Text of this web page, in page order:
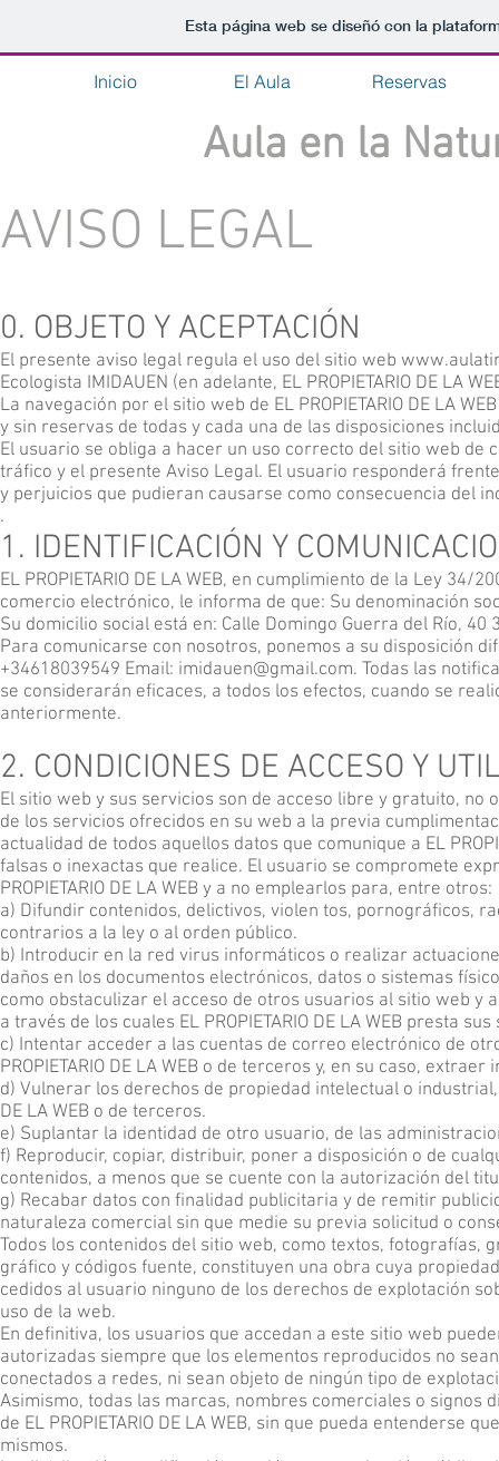
Esta página web se diseñó con la
Inicio El Aula Reservas
Aula en la
AVISO LEGAL
0. OBJETO Y ACEPTACIÓN
El presente aviso legal regula el uso del sitio web
Ecologista IMIDAUEN (en adelante, EL PROPIETARIO DE LA
La navegación por el sitio web de EL PROPIETARIO DE LA
y sin reservas de todas y cada una de las disposiciones
El usuario se obliga a hacer un uso correcto del sitio web de
tráfico y el presente Aviso Legal. El usuario responderá
y perjuicios que pudieran causarse como consecuencia del
.
1. IDENTIFICACIÓN Y
EL PROPIETARIO DE LA WEB, en cumplimiento de la Ley
comercio electrónico, le informa de que: Su denominación
Su domicilio social está en: Calle Domingo Guerra del Río, 40
Para comunicarse con nosotros, ponemos a su disposición
+34618039549 Email: imidauen@gmail.com. Todas las
se considerarán eficaces, a todos los efectos, cuando se
anteriormente.
2. CONDICIONES DE ACCESO Y
El sitio web y sus servicios son de acceso libre y gratuito, no
de los servicios ofrecidos en su web a la previa
actualidad de todos aquellos datos que comunique a EL
falsas o inexactas que realice. El usuario se compromete
PROPIETARIO DE LA WEB y a no emplearlos para, entre otros:
a) Difundir contenidos, delictivos, violen tos, pornográficos,
contrarios a la ley o al orden público.
b) Introducir en la red virus informáticos o realizar
daños en los documentos electrónicos, datos o sistemas
como obstaculizar el acceso de otros usuarios al sitio web
a través de los cuales EL PROPIETARIO DE LA WEB presta
c) Intentar acceder a las cuentas de correo electrónico de
PROPIETARIO DE LA WEB o de terceros y, en su caso, extraer
d) Vulnerar los derechos de propiedad intelectual o
DE LA WEB o de terceros.
e) Suplantar la identidad de otro usuario, de las
f) Reproducir, copiar, distribuir, poner a disposición o de
contenidos, a menos que se cuente con la autorización del
g) Recabar datos con finalidad publicitaria y de remitir
naturaleza comercial sin que medie su previa solicitud o
Todos los contenidos del sitio web, como textos, fotografías,
gráfico y códigos fuente, constituyen una obra cuya
cedidos al usuario ninguno de los derechos de explotación
uso de la web.
En definitiva, los usuarios que accedan a este sitio web
autorizadas siempre que los elementos reproducidos no
conectados a redes, ni sean objeto de ningún tipo de
Asimismo, todas las marcas, nombres comerciales o signos
de EL PROPIETARIO DE LA WEB, sin que pueda
mismos.